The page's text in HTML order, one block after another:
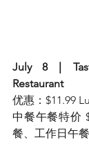
July 8｜
Restaurant
优惠：$11.99
中餐午餐特价
餐、工作日午